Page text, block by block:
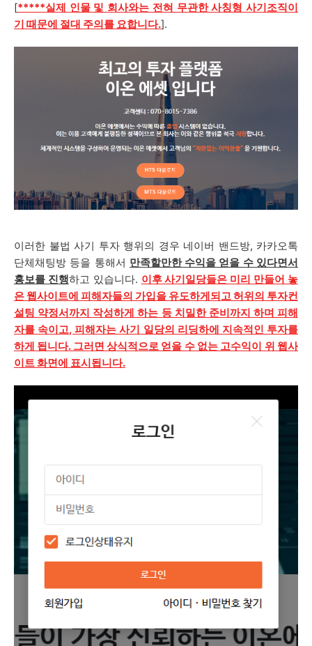
[*****실제 인물 및 회사와는 전혀 무관한 사칭형 사기조직이
기 때문에 절대 주의를 요합니다.].
이러한 불법 사기 투자 행위의 경우 네이버 밴드방, 카카오톡
단체채팅방 등을 통해서 만족할만한 수익을 얻을 수 있다면서
홍보를 진행하고 있습니다. 이후 사기일당들은 미리 만들어 놓
은 웹사이트에 피해자들의 가입을 유도하게되고 허위의 투자컨
설팅 약정서까지 작성하게 하는 등 치밀한 준비까지 하며 피해
자를 속이고, 피해자는 사기 일당의 리딩하에 지속적인 투자를
하게 됩니다. 그러면 상식적으로 얻을 수 없는 고수익이 위 웹사
이트 화면에 표시됩니다.